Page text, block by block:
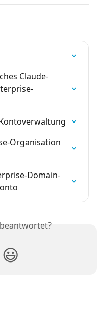
Claude-
Organisation
Domain-
😃